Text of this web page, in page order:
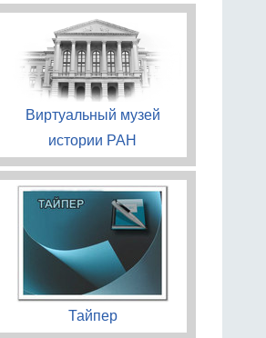
Виртуальный музей
истории РАН
Тайпер